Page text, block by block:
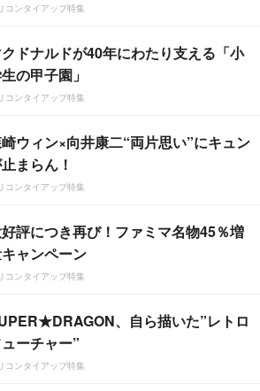
コンタイアップ特集
ドナルドが40年にわたり支える「小
の甲子園」
コンタイアップ特集
ウィン×向井康二“両片思い”にキュン
まらん！
コンタイアップ特集
評につき再び！ファミマ名物45％増
ャンペーン
コンタイアップ特集
、自ら描いた”レトロ
ーチャー”
コンタイアップ特集